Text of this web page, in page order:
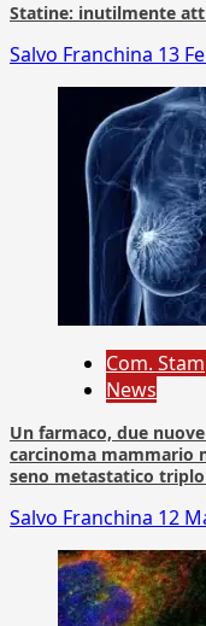
Statine: inutilmente
Salvo Franchina 13
Com.
News
Un farmaco, due
carcinoma mammario
seno metastatico
Salvo Franchina 12